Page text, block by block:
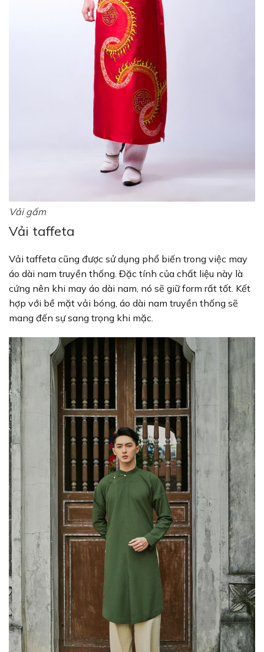
Vải gấm
Vải taffeta
Vải taffeta cũng được sử dụng phổ biến trong việc may
áo dài nam truyền thống. Đặc tính của chất liệu này là
cứng nên khi may áo dài nam, nó sẽ giữ form rất tốt. Kết
hợp với bề mặt vải bóng, áo dài nam truyền thống sẽ
mang đến sự sang trọng khi mặc.